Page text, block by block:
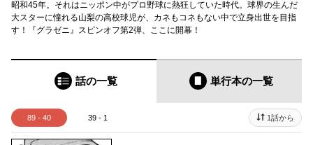
昭和45年。それはニッポン中がプロ野球に熱狂していた時代。球界の生んだ
大スターに憧れる山梨の高校球児が、カネもコネもない中で立身出世を目指
す！『グラゼニ』スピンオフ第2弾、ここに開幕！
話の一覧 単行本の一覧
89 - 40 39 - 1 1話から